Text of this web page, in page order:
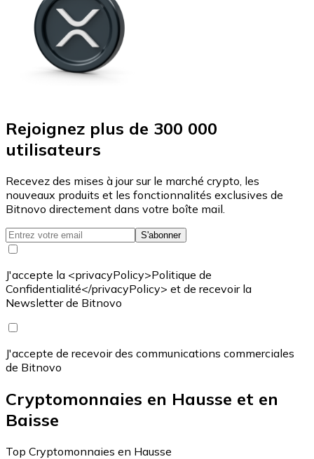
Rejoignez plus de 300 000
utilisateurs
Recevez des mises à jour sur le marché crypto, les
nouveaux produits et les fonctionnalités exclusives de
Bitnovo directement dans votre boîte mail.
S'abonner
J'accepte la <privacyPolicy>Politique de
Confidentialité</privacyPolicy> et de recevoir la
Newsletter de Bitnovo
J'accepte de recevoir des communications commerciales
de Bitnovo
Cryptomonnaies en Hausse et en
Baisse
Top Cryptomonnaies en Hausse